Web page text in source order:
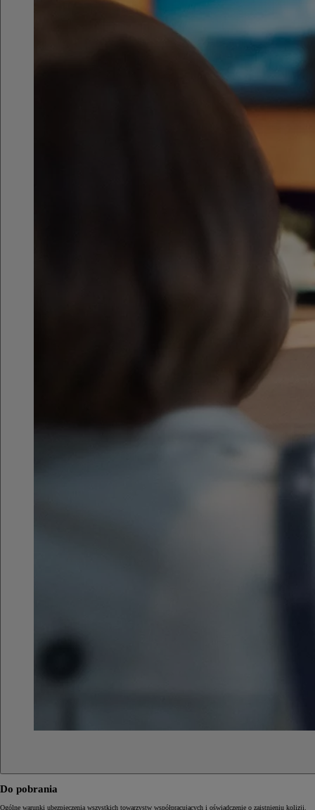
Do pobrania
Ogólne warunki ubezpieczenia wszystkich towarzystw współpracujących i oświadczenie o zaistnieniu kolizji.